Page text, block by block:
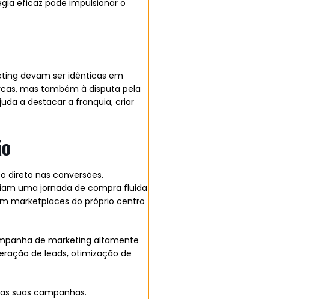
eficaz pode impulsionar o
devam ser idênticas em
mas também à disputa pela
a destacar a franquia, criar
direto nas conversões.
uma jornada de compra fluida
marketplaces do próprio centro
de marketing altamente
de leads, otimização de
suas campanhas.